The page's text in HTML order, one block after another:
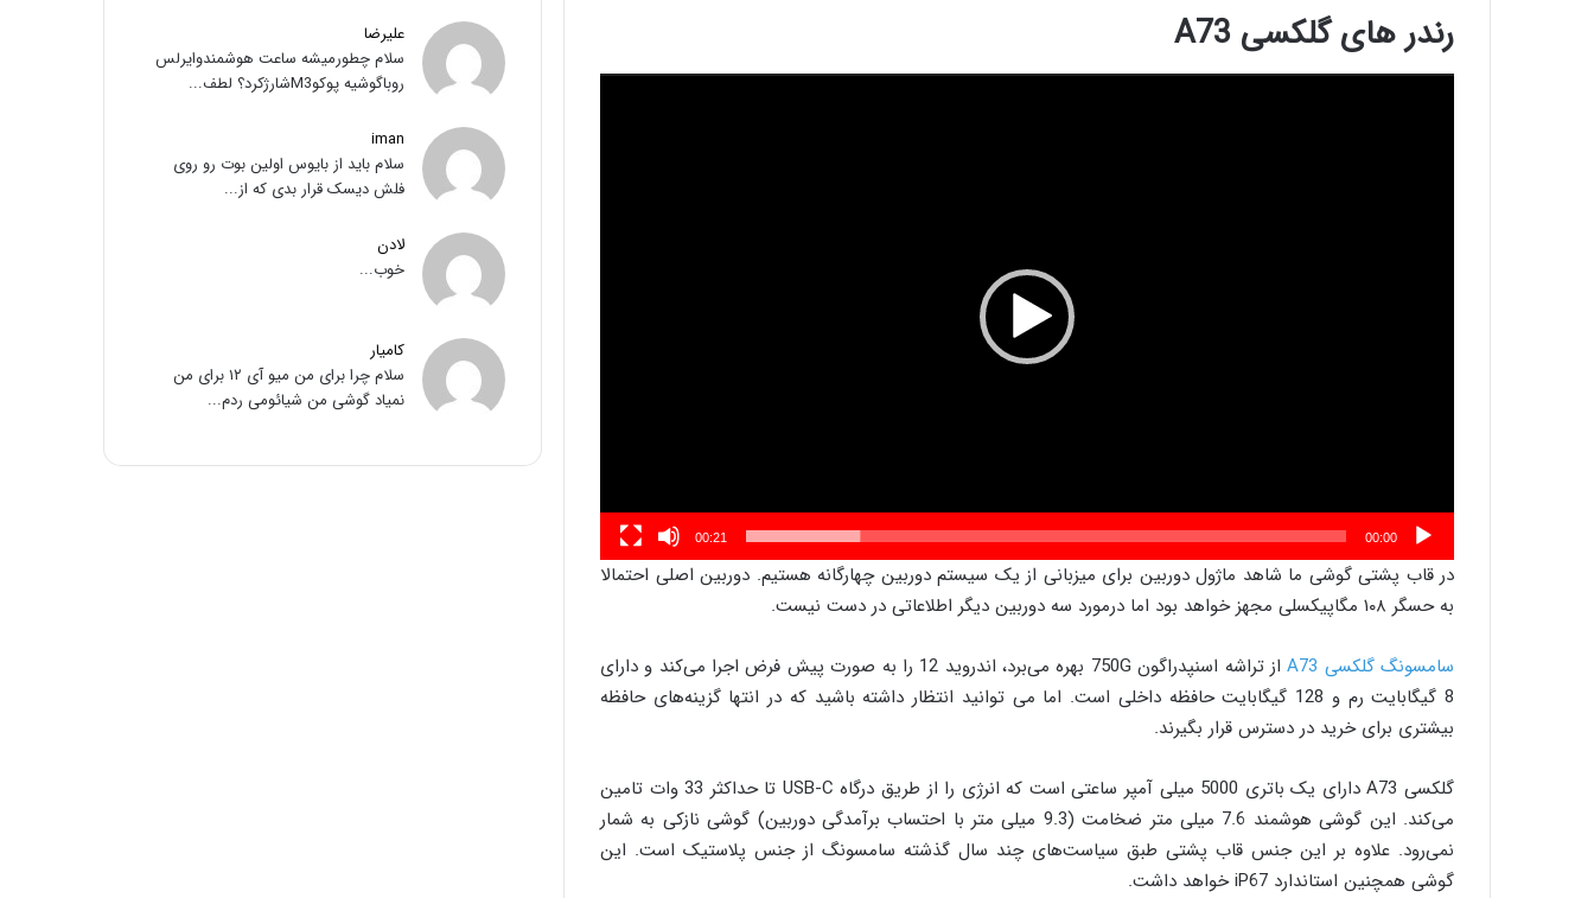
رندر‌ های گلکسی A73
00:00
00:21
در قاب پشتی گوشی ما شاهد ماژول دوربین برای میزبانی از یک سیستم دوربین چهارگانه هستیم. دوربین اصلی احتمالا
به حسگر ۱۰۸ مگاپیکسلی مجهز خواهد بود اما درمورد سه دوربین دیگر اطلاعاتی در دست نیست.
سامسونگ گلکسی A73
از تراشه اسنپدراگون 750G بهره می‌برد، اندروید 12 را به صورت پیش فرض اجرا می‌کند و دارای
8 گیگابایت رم و 128 گیگابایت حافظه داخلی است. اما می توانید انتظار داشته باشید که در انتها گزینه‌های حافظه
بیشتری برای خرید در دسترس قرار بگیرند.
گلکسی A73 دارای یک باتری 5000 میلی آمپر ساعتی است که انرژی را از طریق درگاه USB-C تا حداکثر 33 وات تامین
می‌کند. این گوشی هوشمند 7.6 میلی متر ضخامت (9.3 میلی متر با احتساب برآمدگی دوربین) گوشی نازکی به شمار
نمی‌رود. علاوه بر این جنس قاب پشتی طبق سیاست‌های چند سال گذشته سامسونگ از جنس پلاستیک است. این
گوشی همچنین استاندارد iP67 خواهد داشت.
علیرضا
سلام چطورمیشه ساعت هوشمندوایرلس
روباگوشیه پوکوM3شارژکرد؟ لطف...
iman
سلام باید از بایوس اولین بوت رو روی
فلش دیسک قرار بدی که از...
لادن
خوب...
کامیار
سلام چرا برای من میو آی ۱۲ برای من
نمیاد گوشی من شیائومی ردم...